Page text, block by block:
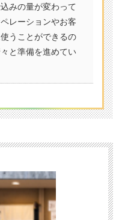
みの量が変わって
レーションやお客
うことができるの
と準備を進めてい